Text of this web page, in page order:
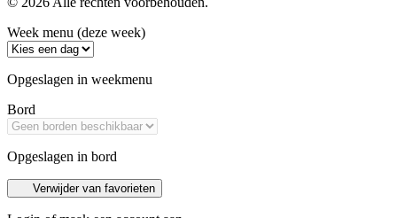
Week menu (deze week)
Opgeslagen in weekmenu
Bord
Opgeslagen in bord
Verwijder van favorieten